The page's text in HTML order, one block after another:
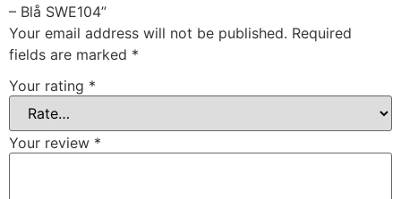
– Blå SWE104”
Your email address will not be published. Required
fields are marked *
Your rating *
Your review *